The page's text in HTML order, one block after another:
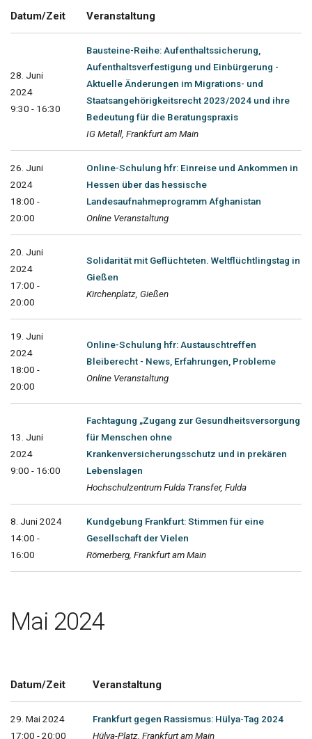
Datum/Zeit Veranstaltung
28. Juni
2024
9:30 - 16:30
Bausteine-Reihe: Aufenthaltssicherung,
Aufenthaltsverfestigung und Einbürgerung -
Aktuelle Änderungen im Migrations- und
Staatsangehörigkeitsrecht 2023/2024 und ihre
Bedeutung für die Beratungspraxis
IG Metall, Frankfurt am Main
26. Juni
2024
18:00 -
20:00
Online-Schulung hfr: Einreise und Ankommen in
Hessen über das hessische
Landesaufnahmeprogramm Afghanistan
Online Veranstaltung
20. Juni
2024
17:00 -
20:00
Solidarität mit Geflüchteten. Weltflüchtlingstag in
Gießen
Kirchenplatz, Gießen
19. Juni
2024
18:00 -
20:00
Online-Schulung hfr: Austauschtreffen
Bleiberecht - News, Erfahrungen, Probleme
Online Veranstaltung
13. Juni
2024
9:00 - 16:00
Fachtagung „Zugang zur Gesundheitsversorgung
für Menschen ohne
Krankenversicherungsschutz und in prekären
Lebenslagen
Hochschulzentrum Fulda Transfer, Fulda
8. Juni 2024
14:00 -
16:00
Kundgebung Frankfurt: Stimmen für eine
Gesellschaft der Vielen
Römerberg, Frankfurt am Main
Mai 2024
Datum/Zeit Veranstaltung
29. Mai 2024
17:00 - 20:00
Frankfurt gegen Rassismus: Hülya-Tag 2024
Hülya-Platz, Frankfurt am Main